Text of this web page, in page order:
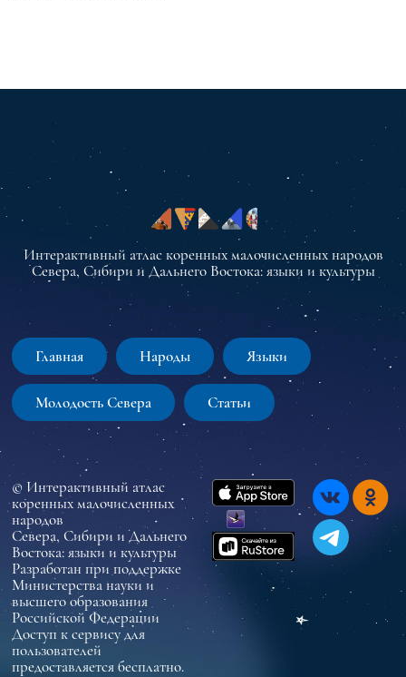
Интерактивный атлас коренных малочисленных народов
Севера, Сибири и Дальнего Востока: языки и культуры
Главная Народы Языки
Молодость Севера Статьи
© Интерактивный атлас
коренных малочисленных
народов
Севера, Сибири и Дальнего
Востока: языки и культуры
Разработан при поддержке
Министерства науки и
высшего образования
Российской Федерации
Доступ к сервису для
пользователей
предоставляется бесплатно.